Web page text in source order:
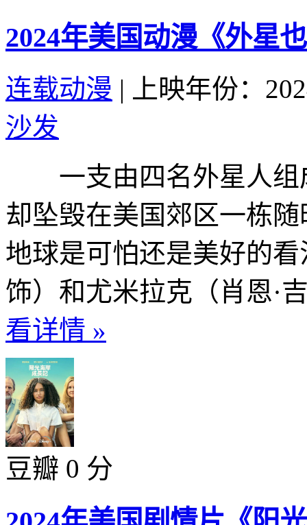
2024年美国动漫《外星
连载动漫 |
上映年份：
沙发
一支由四名外星人组
却坠毁在美国郊区一栋
地球是可怕还是美好的
饰）和尤米拉克（肖恩·
看详情 »
豆瓣 0 分